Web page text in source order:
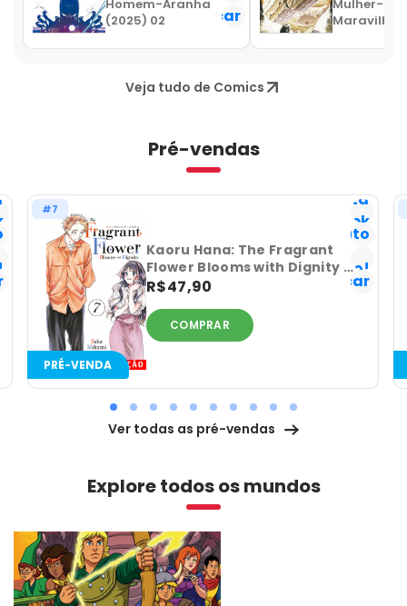
Homem-Aranha
(2025) 02 Notificar
Mulher-
Maravilha
Veja tudo de Comics
Pré-vendas
Lista
Geek
Favorito
Já
tenho!
Notificar
#7
Kaoru Hana: The Fragrant
Flower Blooms with Dignity -
Volume 07
R$47,90
COMPRAR
PRÉ-VENDA
Ver todas as pré-vendas
Explore todos os mundos